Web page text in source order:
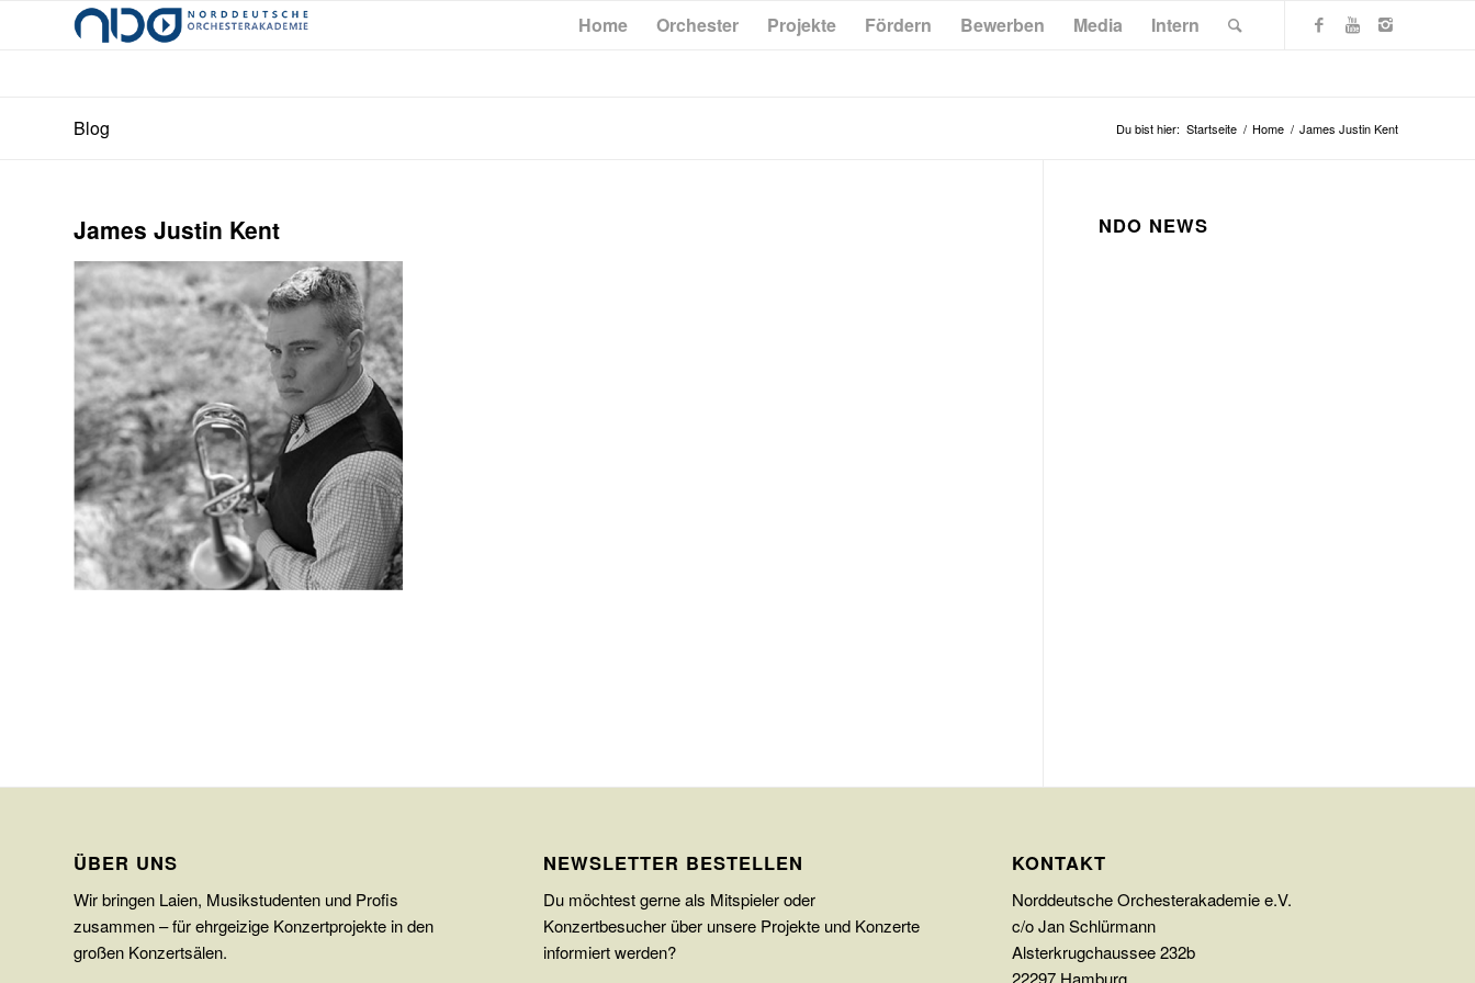
Home Orchester Projekte Fördern Bewerben Media Intern
Blog Du bist hier: Startseite / Home / James Justin Kent
James Justin Kent NDO NEWS
ÜBER UNS
Wir bringen Laien, Musikstudenten und Profis
zusammen – für ehrgeizige Konzertprojekte in den
großen Konzertsälen.
NEWSLETTER BESTELLEN
Du möchtest gerne als Mitspieler oder
Konzertbesucher über unsere Projekte und Konzerte
informiert werden?
KONTAKT
Norddeutsche Orchesterakademie e.V.
c/o Jan Schlürmann
Alsterkrugchaussee 232b
22297 Hamburg